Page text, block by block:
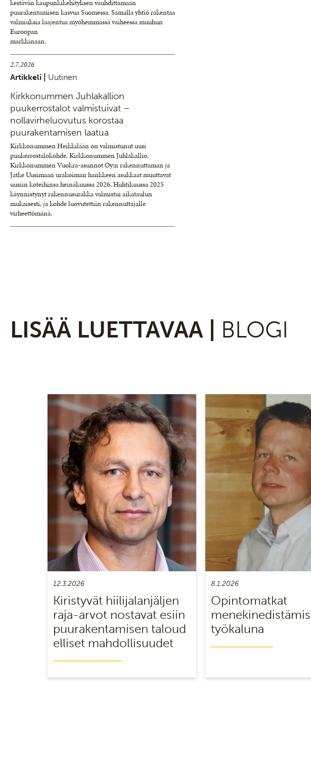
kestävän kaupunkikehityksen vauhdittamaan
puurakentamisen kasvua Suomessa. Samalla yhtiö rakentaa
valmiuksia laajentua myöhemmässä vaiheessa muuhun
Euroopan
markkinaan.
2.7.2026
Artikkeli | Uutinen
Kirkkonummen Juhlakallion
puukerrostalot valmistuivat –
nollavirheluovutus korostaa
puurakentamisen laatua
Kirkkonummen Heikkilään on valmistunut uusi
puukerrostalokohde, Kirkkonummen Juhlakallio.
Kirkkonummen Vuokra-asunnot Oy:n rakennuttaman ja
Jatke Uusimaan urakoiman hankkeen asukkaat muuttavat
uusiin koteihinsa heinäkuussa 2026. Huhtikuussa 2025
käynnistynyt rakennusurakka valmistui aikataulun
mukaisesti, ja kohde luovutettiin rakennuttajalle
virheettömänä.
LISÄÄ LUETTAVAA | BLOGI
12.3.2026
Kiristyvät hiilijalanjäljen
raja-arvot nostavat esiin
puurakentamisen taloud
elliset mahdollisuudet
8.1.2026
Opintomatkat
työkaluna